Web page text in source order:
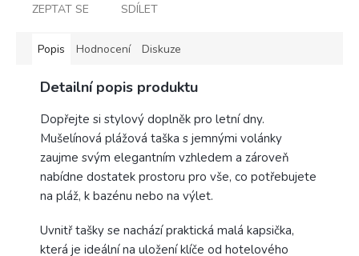
ZEPTAT SE SDÍLET
Popis Hodnocení Diskuze
Detailní popis produktu
Dopřejte si stylový doplněk pro letní dny.
Mušelínová plážová taška s jemnými volánky
zaujme svým elegantním vzhledem a zároveň
nabídne dostatek prostoru pro vše, co potřebujete
na pláž, k bazénu nebo na výlet.
Uvnitř tašky se nachází praktická malá kapsička,
která je ideální na uložení klíče od hotelového